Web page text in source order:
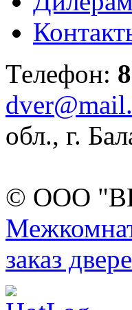
Телефон:
обл., г.
© ООО
заказ